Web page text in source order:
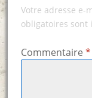
Votre adresse e-
obligatoires sont
Commentaire *